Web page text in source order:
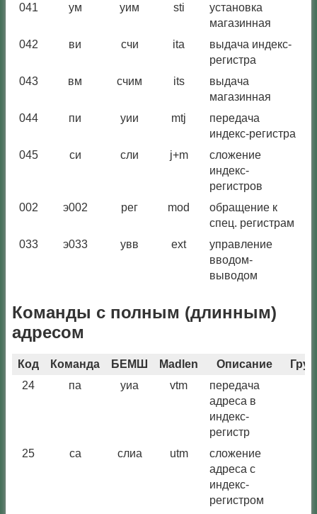
041
ум уим sti
установка
магазинная
042
ви счи ita
выдача индекс-
регистра
043
вм счим its
выдача
магазинная
044
пи уии mtj
передача
индекс-регистра
045
си сли j+m
сложение
индекс-
регистров
002
э002 рег mod
обращение к
спец. регистрам
033
э033 увв ext
управление
вводом-
выводом
Команды с полным (длинным)
адресом
Код Команда БЕМШ Madlen Описание
24
па уиа vtm
передача
адреса в
индекс-
регистр
25 са слиа utm
сложение
адреса с
индекс-
регистром